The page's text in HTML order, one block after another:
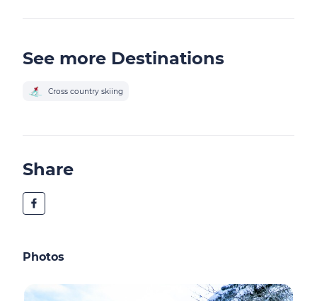
See more Destinations
Cross country skiing
Share
Photos